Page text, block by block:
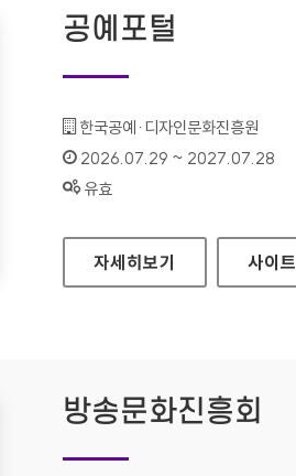
공예포털
기관명 :
한국공예·디자인문화진흥원
인증기간 :
2026.07.29 ~ 2027.07.28
상태 :
유효
공예포털
자세히보기 사이트
방송문화진흥회